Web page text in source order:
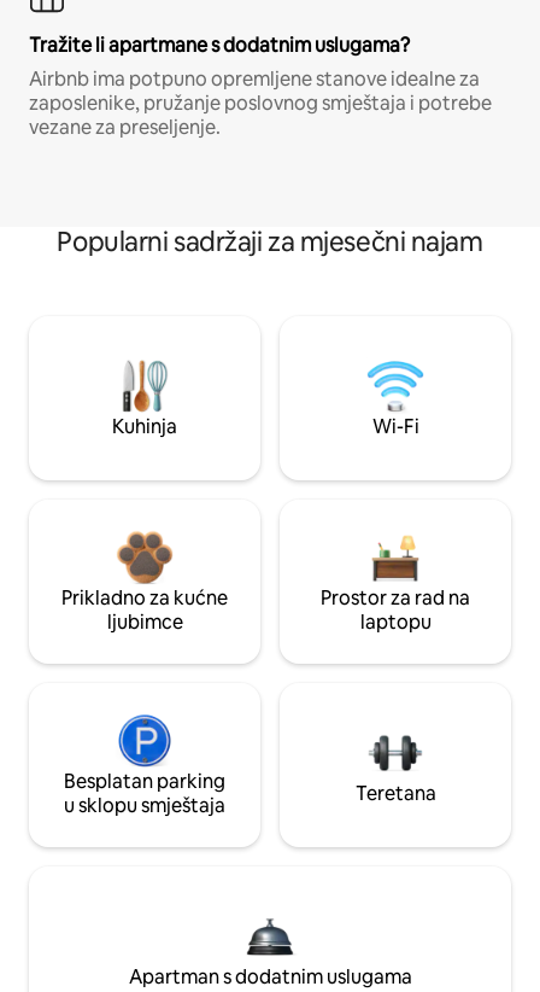
Tražite li apartmane s dodatnim uslugama?
Airbnb ima potpuno opremljene stanove idealne za
zaposlenike, pružanje poslovnog smještaja i potrebe
vezane za preseljenje.
Popularni sadržaji za mjesečni najam
Kuhinja Wi-Fi
Prikladno za kućne
ljubimce
Prostor za rad na
laptopu
Besplatan parking
u sklopu smještaja
Teretana
Apartman s dodatnim uslugama